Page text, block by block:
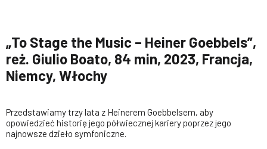
„To Stage the Music – Heiner Goebbels”,
reż. Giulio Boato, 84 min, 2023, Francja,
Niemcy, Włochy
Przedstawiamy trzy lata z Heinerem Goebbelsem, aby
opowiedzieć historię jego półwiecznej kariery poprzez jego
najnowsze dzieło symfoniczne.